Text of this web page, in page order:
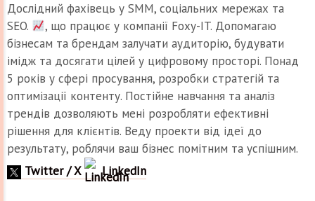
Дослідний фахівець у SMM, соціальних мережах та
SEO.
, що працює у компанії Foxy-IT. Допомагаю
бізнесам та брендам залучати аудиторію, будувати
імідж та досягати цілей у цифровому просторі. Понад
5 років у сфері просування, розробки стратегій та
оптимізації контенту. Постійне навчання та аналіз
трендів дозволяють мені розробляти ефективні
рішення для клієнтів. Веду проекти від ідеї до
результату, роблячи ваш бізнес помітним та успішним.
Twitter / X
LinkedIn